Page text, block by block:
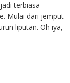
terbiasa
Mulai dari jemput
liputan. Oh iya,
sama teman